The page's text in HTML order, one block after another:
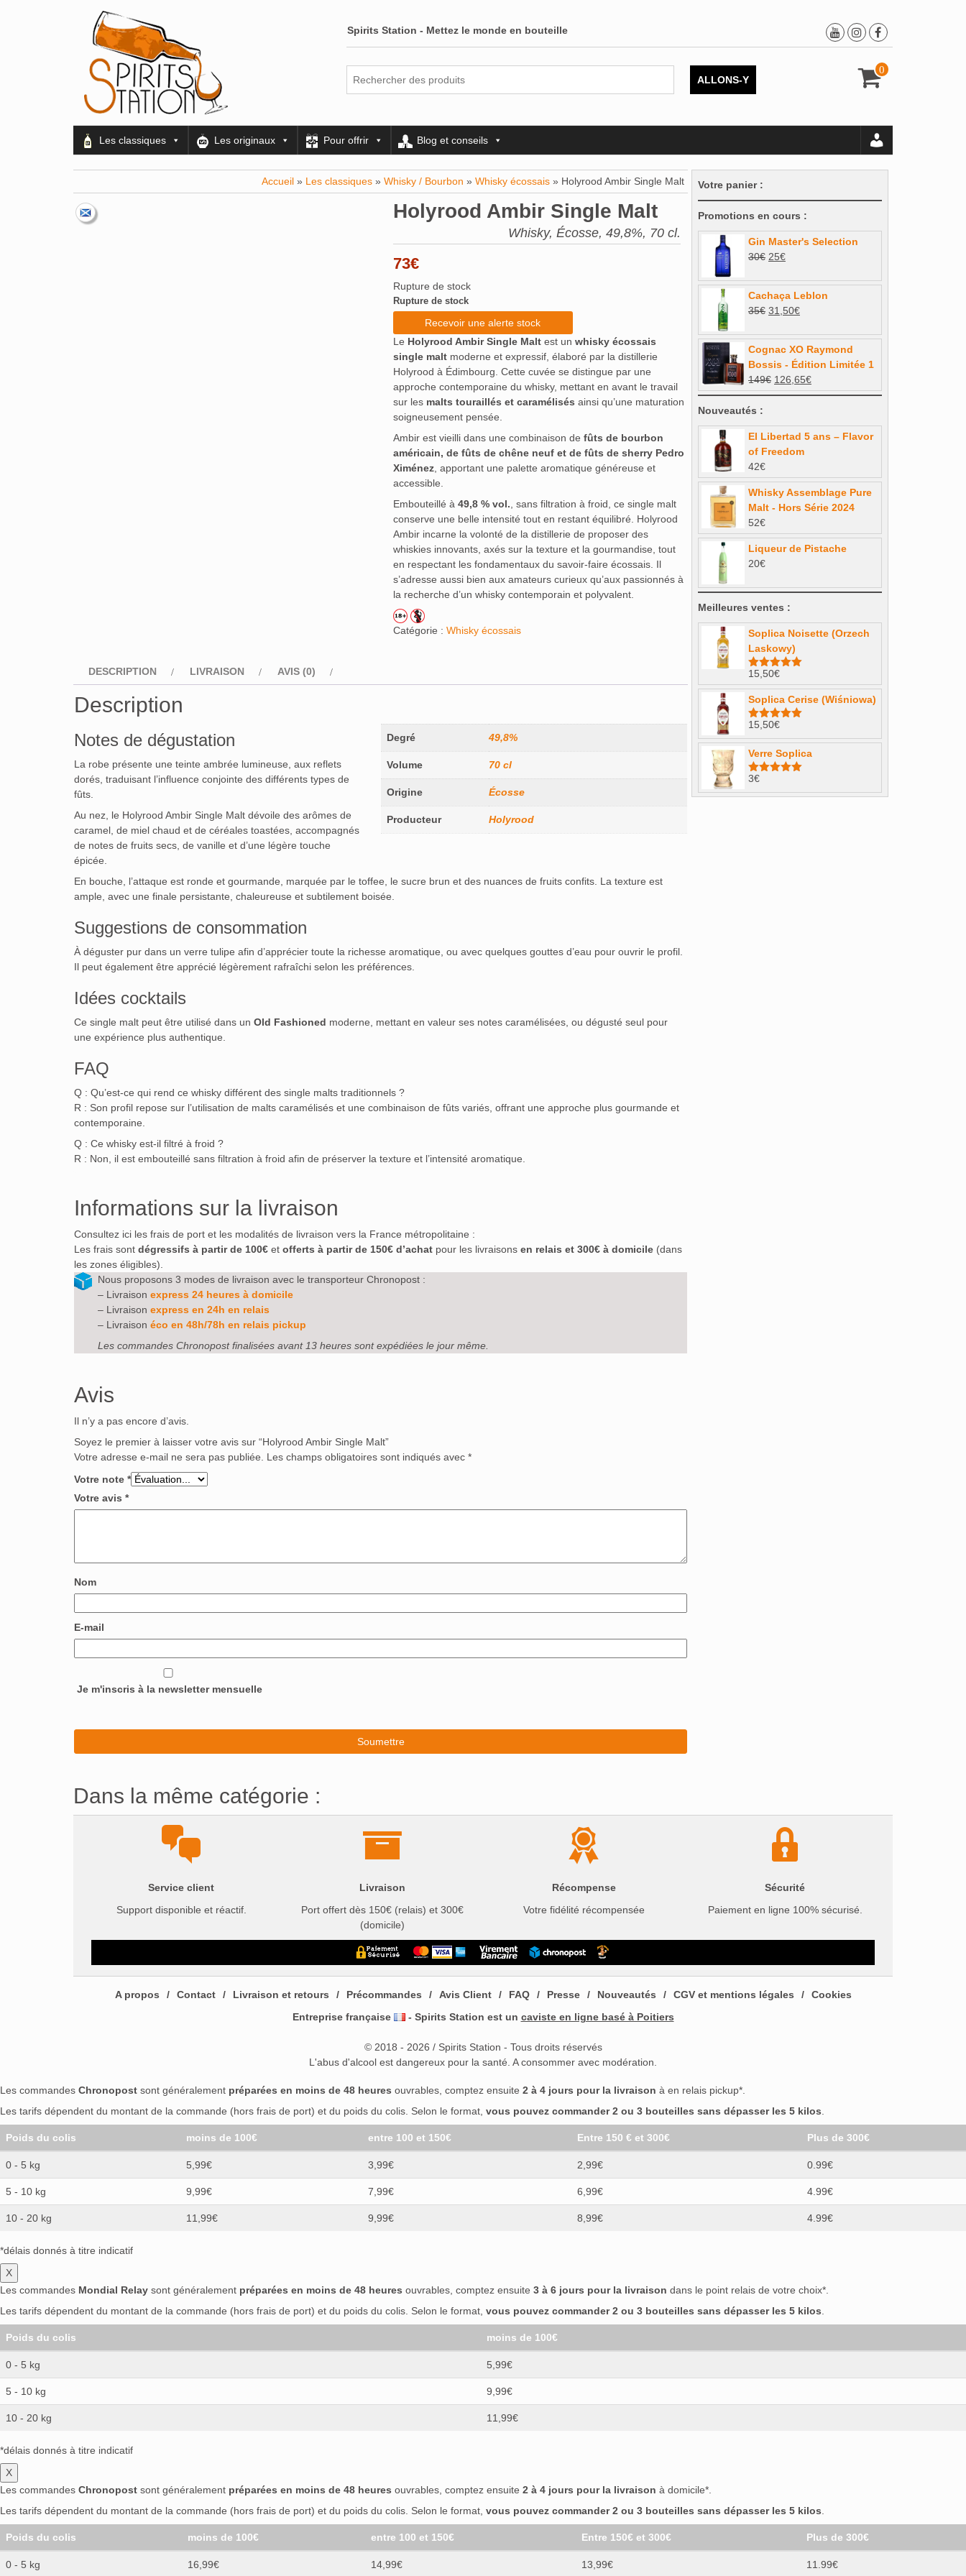
Spirits Station - Mettez le monde en bouteille
0
ALLONS-Y
Les classiques Les originaux Pour offrir Blog et conseils
Accueil » Les classiques » Whisky / Bourbon » Whisky écossais » Holyrood Ambir Single Malt
Holyrood Ambir Single Malt
Whisky, Écosse, 49,8%, 70 cl.
73€
Rupture de stock
Rupture de stock
Recevoir une alerte stock
Le Holyrood Ambir Single Maltest un whisky écossais
single maltmoderne et expressif, élaboré par la distillerie
Holyrood à Édimbourg. Cette cuvée se distingue par une
approche contemporaine du whisky, mettant en avant le travail
sur les malts touraillés et caramélisés ainsi qu’une maturation
soigneusement pensée.
Ambir est vieilli dans une combinaison de fûts de bourbon
américain, de fûts de chêne neuf et de fûts de sherry Pedro
Ximénez, apportant une palette aromatique généreuse et
accessible.
Embouteillé à 49,8 % vol. , sans filtration à froid, ce single malt
conserve une belle intensité tout en restant équilibré. Holyrood
Ambir incarne la volonté de la distillerie de proposer des
whiskies innovants, axés sur la texture et la gourmandise, tout
en respectant les fondamentaux du savoir-faire écossais. Il
s’adresse aussi bien aux amateurs curieux qu’aux passionnés à
la recherche d’un whisky contemporain et polyvalent.
Catégorie : Whisky écossais
DESCRIPTION LIVRAISON AVIS (0)
Description
Degré 49,8%
Volume 70 cl
Origine Écosse
Producteur Holyrood
Notes de dégustation
La robe présente une teinte ambrée lumineuse, aux reflets
dorés, traduisant l’influence conjointe des différents types de
fûts.
Au nez, le Holyrood Ambir Single Malt dévoile des arômes de
caramel, de miel chaud et de céréales toastées, accompagnés
de notes de fruits secs, de vanille et d’une légère touche
épicée.
En bouche, l’attaque est ronde et gourmande, marquée par le toffee, le sucre brun et des nuances de fruits confits. La texture est
ample, avec une finale persistante, chaleureuse et subtilement boisée.
Suggestions de consommation
À déguster pur dans un verre tulipe afin d’apprécier toute la richesse aromatique, ou avec quelques gouttes d’eau pour ouvrir le profil.
Il peut également être apprécié légèrement rafraîchi selon les préférences.
Idées cocktails
Ce single malt peut être utilisé dans un Old Fashioned moderne, mettant en valeur ses notes caramélisées, ou dégusté seul pour
une expérience plus authentique.
FAQ
Q : Qu’est-ce qui rend ce whisky différent des single malts traditionnels ?
R : Son profil repose sur l’utilisation de malts caramélisés et une combinaison de fûts variés, offrant une approche plus gourmande et
contemporaine.
Q : Ce whisky est-il filtré à froid ?
R : Non, il est embouteillé sans filtration à froid afin de préserver la texture et l’intensité aromatique.
Informations sur la livraison
Consultez ici les frais de port et les modalités de livraison vers la France métropolitaine :
Les frais sont dégressifs à partir de 100€ et offerts à partir de 150€ d’achat pour les livraisons en relais et 300€ à domicile (dans
les zones éligibles).
Nous proposons 3 modes de livraison avec le transporteur Chronopost :
– Livraison express 24 heures à domicile
– Livraison express en 24h en relais
– Livraison éco en 48h/78h en relais pickup
Les commandes Chronopost finalisées avant 13 heures sont expédiées le jour même.
Avis
Il n’y a pas encore d’avis.
Soyez le premier à laisser votre avis sur “Holyrood Ambir Single Malt”
Votre adresse e-mail ne sera pas publiée.
Les champs obligatoires sont indiqués avec *
Votre note *
Votre avis *
Nom
E-mail
Je m'inscris à la newsletter mensuelle
Dans la même catégorie :
Votre panier :
Promotions en cours :
Gin Master's Selection
30€ Le
initial
était :
30€.
25€Le
actuel
est :
25€.
Cachaça Leblon
35€ Le
initial
était :
35€.
31,50€Le
actuel
est :
31,50€.
Cognac XO Raymond
Bossis - Édition Limitée 1
149€ Le
prix
était :
149€.
126,65€Le
prix
est :
126,65€.
Nouveautés :
El Libertad 5 ans – Flavor
of Freedom
42€
Whisky Assemblage Pure
Malt - Hors Série 2024
52€
Liqueur de Pistache
20€
Meilleures ventes :
Soplica Noisette (Orzech
Laskowy)
Note4.98
sur 5
15,50€
Soplica Cerise (Wiśniowa)
Note5.00
sur 5
15,50€
Verre Soplica
Note
sur 5
3€
Service client
Support disponible et réactif.
Livraison
Port offert dès 150€ (relais) et 300€
(domicile)
Récompense
Votre fidélité récompensée
Sécurité
Paiement en ligne 100% sécurisé.
A propos Contact Livraison et retours Précommandes Avis Client FAQ Presse Nouveautés CGV et mentions légales
Cookies
Entreprise française
- Spirits Station est un caviste en ligne basé à Poitiers
© 2018 - 2026 / Spirits Station - Tous droits réservés
L'abus d'alcool est dangereux pour la santé. A consommer avec modération.
Les commandes Chronopost sont généralement préparées en moins de 48 heures ouvrables, comptez ensuite 2 à 4 jours pour la livraison à en relais pickup*.
Les tarifs dépendent du montant de la commande (hors frais de port) et du poids du colis. Selon le format, vous pouvez commander 2 ou 3 bouteilles sans dépasser les 5 kilos
Poids du colis moins de 100€ entre 100 et 150€ Entre 150 € et 300€ Plus de 300€
0 - 5 kg 5,99€ 3,99€ 2,99€ 0.99€
5 - 10 kg 9,99€ 7,99€ 6,99€ 4.99€
10 - 20 kg 11,99€ 9,99€ 8,99€ 4.99€
*délais donnés à titre indicatif
X
Les commandes Mondial Relay sont généralement préparées en moins de 48 heures ouvrables, comptez ensuite 3 à 6 jours pour la livraison dans le point relais de votre choix*.
Les tarifs dépendent du montant de la commande (hors frais de port) et du poids du colis. Selon le format, vous pouvez commander 2 ou 3 bouteilles sans dépasser les 5 kilos
Poids du colis moins de 100€
0 - 5 kg 5,99€
5 - 10 kg 9,99€
10 - 20 kg 11,99€
*délais donnés à titre indicatif
X
Les commandes Chronopost sont généralement préparées en moins de 48 heures ouvrables, comptez ensuite 2 à 4 jours pour la livraison à domicile*.
Les tarifs dépendent du montant de la commande (hors frais de port) et du poids du colis. Selon le format, vous pouvez commander 2 ou 3 bouteilles sans dépasser les 5 kilos
Poids du colis moins de 100€ entre 100 et 150€ Entre 150€ et 300€ Plus de 300€
0 - 5 kg 16,99€ 14,99€ 13,99€ 11.99€